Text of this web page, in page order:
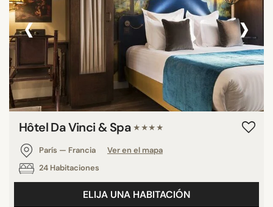
‹ ›
Hôtel Da Vinci & Spa ★★★★
París — Francia
Ver en el mapa
24 Habitaciones
ELIJA UNA HABITACIÓN